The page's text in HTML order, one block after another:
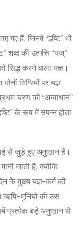
गए हैं, जिनमें “इष्टि” भी
शब्द की उत्पत्ति “यज्”
सिद्ध करने वाला यज्ञ।
दोनों तिथियों पर यज्ञ
चरण को “अन्वाधान”
के रूप में संपन्न होता
से जुड़े हुए अनुष्ठान हैं।
जाती है, क्योंकि
के मुख्य यज्ञ-कर्म की
ऋषि-मुनियों की उस
प्रत्येक बड़े अनुष्ठान से